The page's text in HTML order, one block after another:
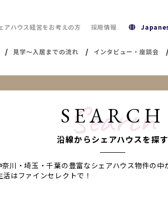
アハウス経営をお考えの方 採用情報
見学～入居までの流れ インタビュー・座談会
SEARCH
沿線からシェアハウスを探す
Search
川・埼玉・千葉の豊富なシェアハウス物件の
はファインセレクトで！